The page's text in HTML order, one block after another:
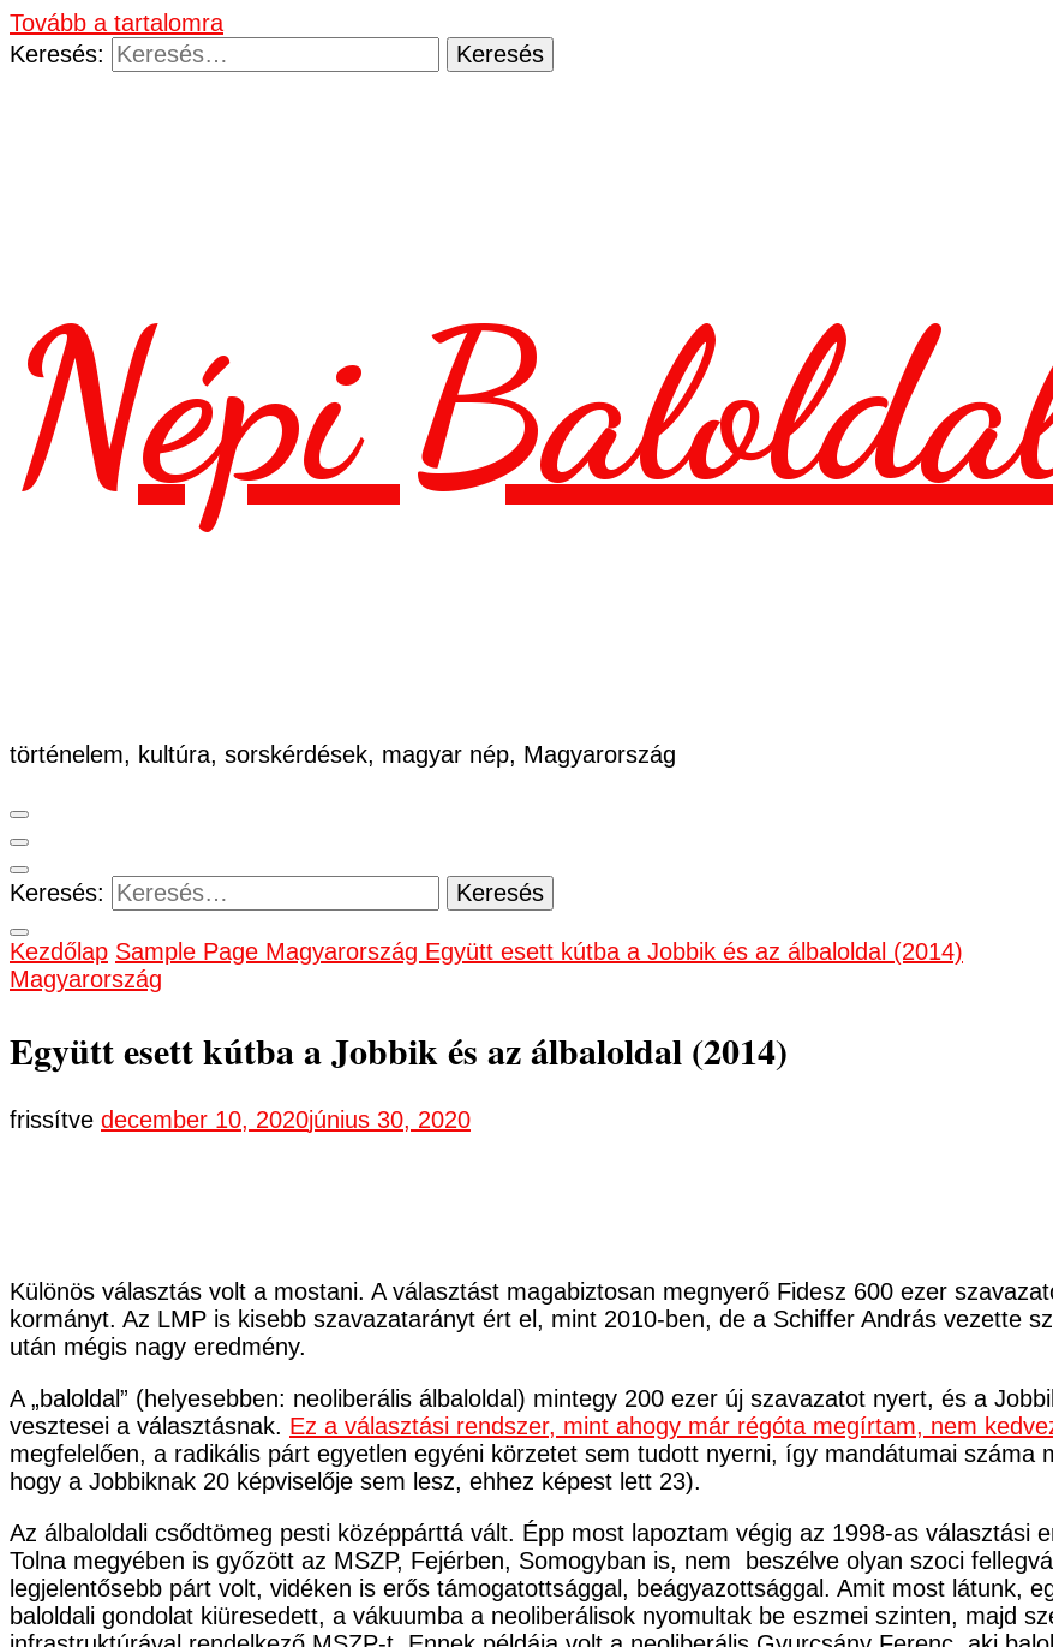
Tovább a tartalomra
Keresés:
Népi
történelem, kultúra, sorskérdések, magyar nép, Magyarország
Keresés:
Kezdőlap Sample Page Magyarország Együtt esett kútba a Jobbik és az álbaloldal (2014)
Magyarország
Együtt esett kútba a Jobbik és az álbaloldal (2014)
frissítve december 10, 2020június 30, 2020
Különös választás volt a mostani. A választást magabiztosan megnyerő Fidesz 600 ezer
kormányt. Az LMP is kisebb szavazatarányt ért el, mint 2010-ben, de a Schiffer András vezette
után mégis nagy eredmény.
A „baloldal” (helyesebben: neoliberális álbaloldal) mintegy 200 ezer új szavazatot nyert, és a
vesztesei a választásnak. Ez a választási rendszer, mint ahogy már régóta megírtam, nem
megfelelően, a radikális párt egyetlen egyéni körzetet sem tudott nyerni, így mandátumai
hogy a Jobbiknak 20 képviselője sem lesz, ehhez képest lett 23).
Az álbaloldali csődtömeg pesti középpárttá vált. Épp most lapoztam végig az 1998-as választási
Tolna megyében is győzött az MSZP, Fejérben, Somogyban is, nem beszélve olyan szoci
legjelentősebb párt volt, vidéken is erős támogatottsággal, beágyazottsággal. Amit most látunk,
baloldali gondolat kiüresedett, a vákuumba a neoliberálisok nyomultak be eszmei szinten, majd